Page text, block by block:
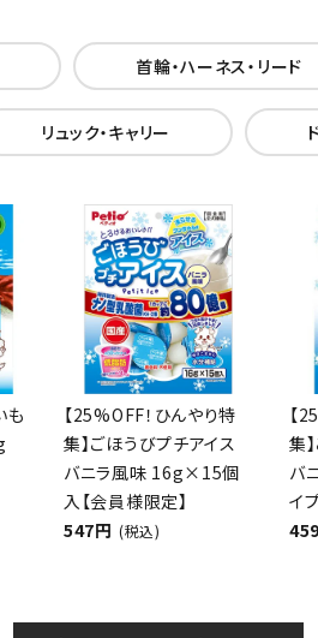
首輪・ハーネス・リード
リュック・キャリー
も
【25%OFF！ひんやり特
集】ごほうびプチアイス
バニラ風味 16g×15個
入【会員様限定】
547円 (税込)
【
集
バ
イ